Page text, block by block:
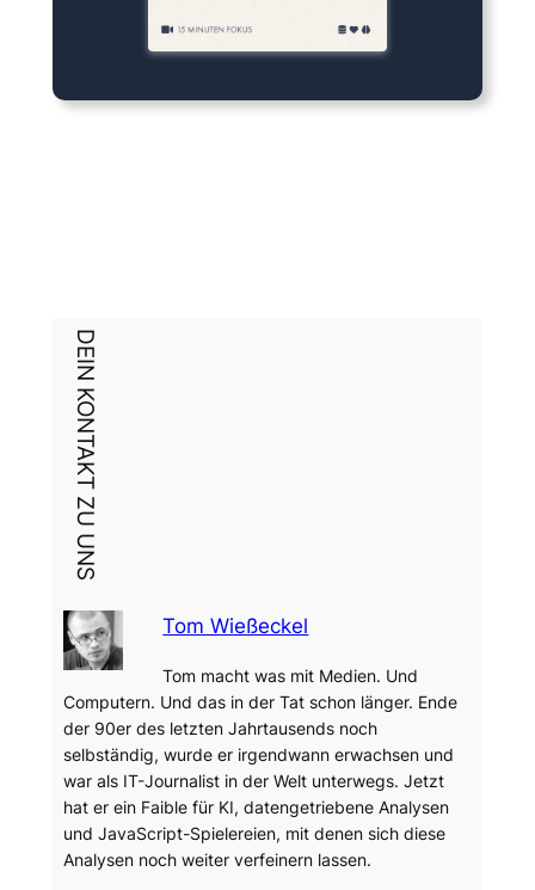
DEIN KONTAKT ZU UNS
Tom Wießeckel
Tom macht was mit Medien. Und
Computern. Und das in der Tat schon länger. Ende
der 90er des letzten Jahrtausends noch
selbständig, wurde er irgendwann erwachsen und
war als IT-Journalist in der Welt unterwegs. Jetzt
hat er ein Faible für KI, datengetriebene Analysen
und JavaScript-Spielereien, mit denen sich diese
Analysen noch weiter verfeinern lassen.